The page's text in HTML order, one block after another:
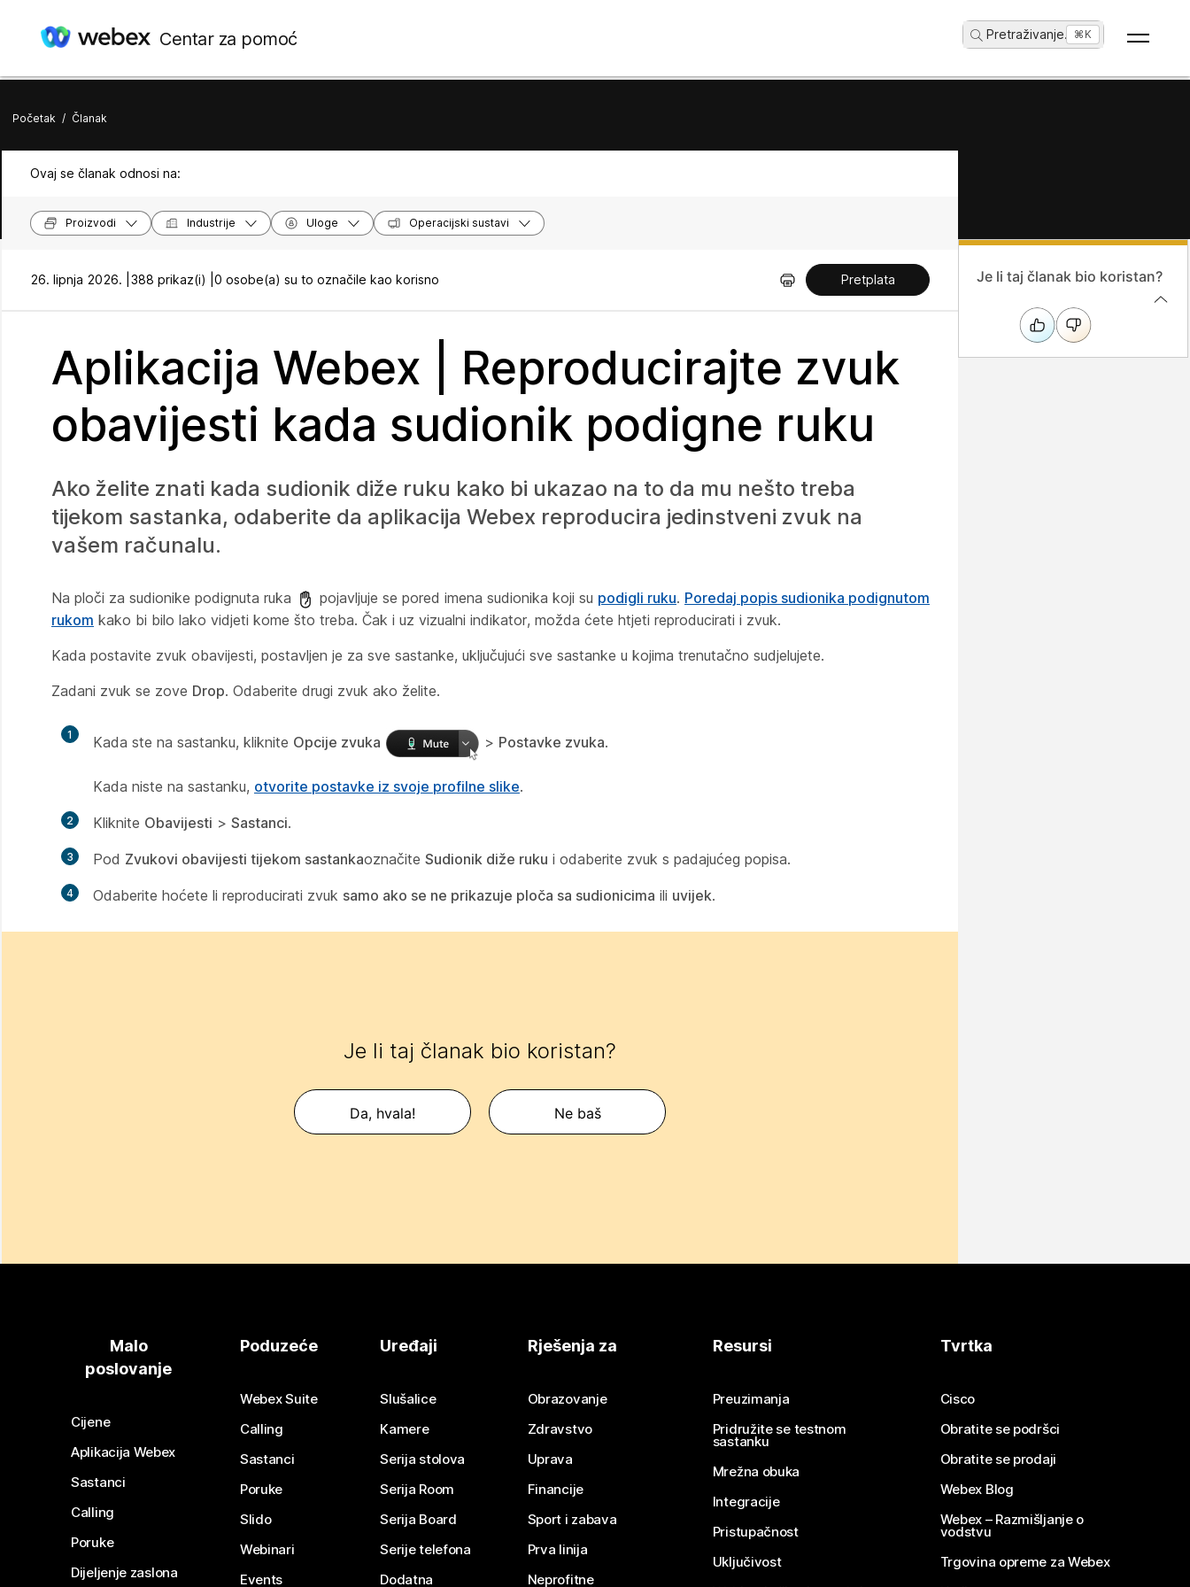
Centar za pomoć Pretraživanje... ⌘K
Početak / Članak
Ovaj se članak odnosi na:
Proizvodi Industrije Uloge Operacijski sustavi
26. lipnja 2026. | 388 prikaz(i) | 0 osobe(a) su to označile kao korisno Pretplata
Aplikacija Webex | Reproducirajte zvuk
obavijesti kada sudionik podigne ruku
Ako želite znati kada sudionik diže ruku kako bi ukazao na to da mu nešto treba
tijekom sastanka, odaberite da aplikacija Webex reproducira jedinstveni zvuk na
vašem računalu.
Na ploči za sudionike podignuta ruka pojavljuje se pored imena sudionika koji su podigli ruku. Poredaj popis sudionika podignutom
rukom kako bi bilo lako vidjeti kome što treba. Čak i uz vizualni indikator, možda ćete htjeti reproducirati i zvuk.
Kada postavite zvuk obavijesti, postavljen je za sve sastanke, uključujući sve sastanke u kojima trenutačno sudjelujete.
Zadani zvuk se zove Drop. Odaberite drugi zvuk ako želite.
1 Kada ste na sastanku, kliknite Opcije zvuka > Postavke zvuka.
Kada niste na sastanku, otvorite postavke iz svoje profilne slike.
2 Kliknite Obavijesti > Sastanci.
3 Pod Zvukovi obavijesti tijekom sastankaoznačite Sudionik diže ruku i odaberite zvuk s padajućeg popisa.
4 Odaberite hoćete li reproducirati zvuk samo ako se ne prikazuje ploča sa sudionicima ili uvijek.
Je li taj članak bio koristan?
Da, hvala! Ne baš
Je li taj članak bio koristan?
Malo
poslovanje
Cijene
Aplikacija Webex
Sastanci
Calling
Poruke
Dijeljenje zaslona
Poduzeće
Webex Suite
Calling
Sastanci
Poruke
Slido
Webinari
Events
Uređaji
Slušalice
Kamere
Serija stolova
Serija Room
Serija Board
Serije telefona
Dodatna
Rješenja za
Obrazovanje
Zdravstvo
Uprava
Financije
Sport i zabava
Prva linija
Neprofitne
Resursi
Preuzimanja
Pridružite se testnom
sastanku
Mrežna obuka
Integracije
Pristupačnost
Uključivost
Tvrtka
Cisco
Obratite se podršci
Obratite se prodaji
Webex Blog
Webex – Razmišljanje o
vodstvu
Trgovina opreme za Webex